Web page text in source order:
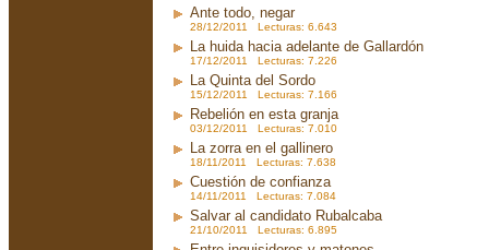
Ante todo, negar
28/12/2011 Lecturas: 6.643
La huida hacia adelante de Gallardón
17/12/2011 Lecturas: 7.226
La Quinta del Sordo
15/12/2011 Lecturas: 7.166
Rebelión en esta granja
03/12/2011 Lecturas: 7.010
La zorra en el gallinero
18/11/2011 Lecturas: 7.638
Cuestión de confianza
14/11/2011 Lecturas: 7.084
Salvar al candidato Rubalcaba
21/10/2011 Lecturas: 6.895